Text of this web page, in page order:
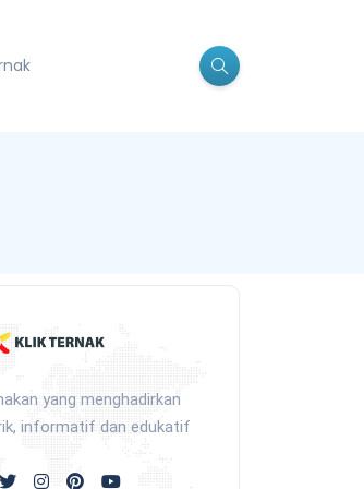
yang menghadirkan
informatif dan edukatif